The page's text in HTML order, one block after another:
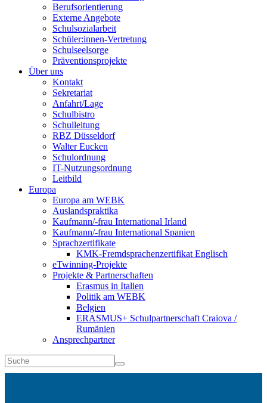
Berufsorientierung
Externe Angebote
Schulsozialarbeit
Schüler:innen-Vertretung
Schulseelsorge
Präventionsprojekte
Über uns
Kontakt
Sekretariat
Anfahrt/Lage
Schulbistro
Schulleitung
RBZ Düsseldorf
Walter Eucken
Schulordnung
IT-Nutzungsordnung
Leitbild
Europa
Europa am WEBK
Auslandspraktika
Kaufmann/-frau International Irland
Kaufmann/-frau International Spanien
Sprachzertifikate
KMK-Fremdsprachenzertifikat Englisch
eTwinning-Projekte
Projekte & Partnerschaften
Erasmus in Italien
Politik am WEBK
Belgien
ERASMUS+ Schulpartnerschaft Craiova /
Rumänien
Ansprechpartner